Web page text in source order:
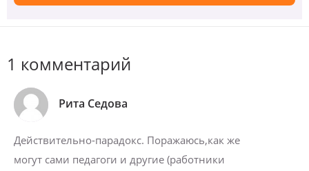
1 комментарий
Рита Седова
Действительно-парадокс. Поражаюсь,как же
могут сами педагоги и другие (работники